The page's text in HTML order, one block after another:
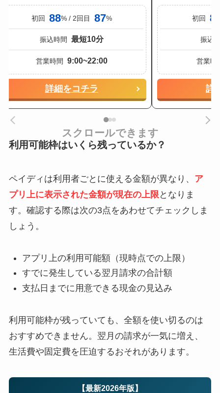
初回 88% / 2回目 87%
振込時間 最短10分
営業時間 9:00~22:00
詳細をコチラ
初回
振込
営業時
詳
スクロールできます
利用可能枠はいくら残っているか？
ペイディは利用者ごとに使える金額が異なり、 ア
プリ上に表示された金額が現在の上限となりま
す。確認する際は次の3点をあわせてチェックしま
しょう。
アプリ上の利用可能額（現時点での上限）
すでに発生している翌月請求の合計額
支払日までに用意できる現金の見込み
利用可能枠が残っていても、全額を使い切るのは
おすすめできません。翌月の請求が一気に増え、
生活費や固定費を圧迫するおそれがあります。
【最新2026年版】